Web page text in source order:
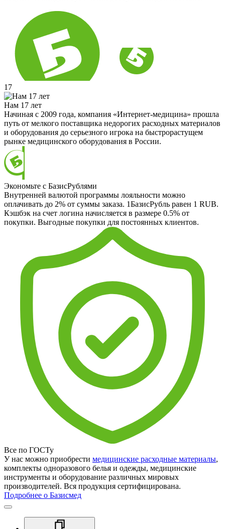
17
Нам 17 лет
Начиная с 2009 года, компания «Интернет-медицина» прошла
путь от мелкого поставщика недорогих расходных материалов
и оборудования до серьезного игрока на быстрорастущем
рынке медицинского оборудования в России.
Экономьте с БазисРублями
Внутренней валютой программы лояльности можно
оплачивать до 2% от суммы заказа. 1БазисРубль равен 1 RUB.
Кэшбэк на счет логина начисляется в размере 0.5% от
покупки. Выгодные покупки для постоянных клиентов.
Все по ГОСТу
У нас можно приобрести медицинские расходные материалы,
комплекты одноразового белья и одежды, медицинские
инструменты и оборудование различных мировых
производителей. Вся продукция сертифицирована.
Подробнее о Базисмед